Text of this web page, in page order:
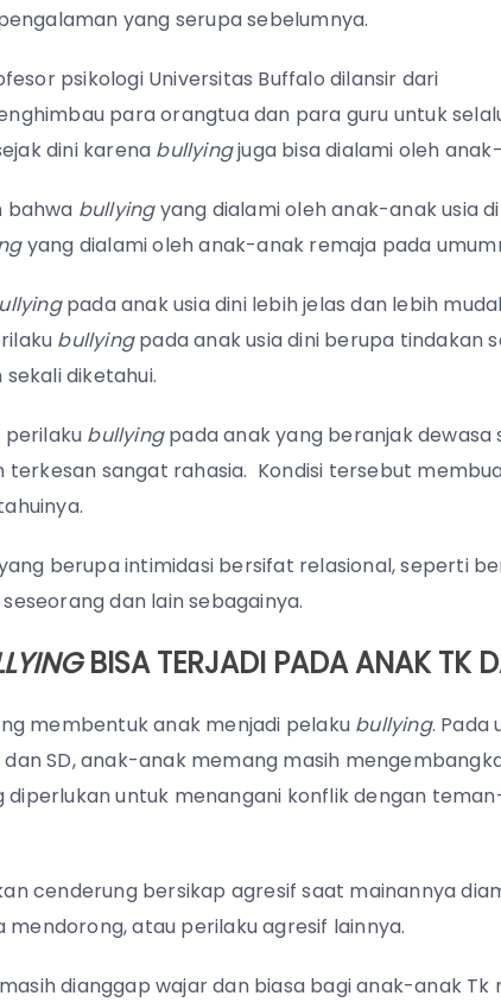
yang serupa sebelumnya.
psikologi Universitas Buffalo dilansir dari
para orangtua dan para guru untuk
dini karena bullyingjuga bisa dialami oleh
bahwa bullyingyang dialami oleh anak-anak usia
yang dialami oleh anak-anak remaja pada
pada anak usia dini lebih jelas dan lebih
bullyingpada anak usia dini berupa tindakan
diketahui.
perilaku bullyingpada anak yang beranjak
sangat rahasia. Kondisi tersebut
berupa intimidasi bersifat relasional, seperti
dan lain sebagainya.
BISA TERJADI PADA ANAK TK
membentuk anak menjadi pelaku bullying. Pada
dan SD, anak-anak memang masih
diperlukan untuk menangani konflik dengan
cenderung bersikap agresif saat mainannya
atau perilaku agresif lainnya.
dianggap wajar dan biasa bagi anak-anak Tk